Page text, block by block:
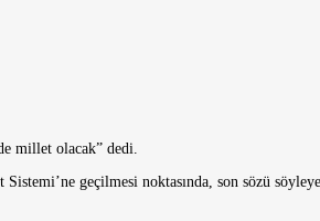
millet olacak” dedi.
geçilmesi noktasında, son sözü